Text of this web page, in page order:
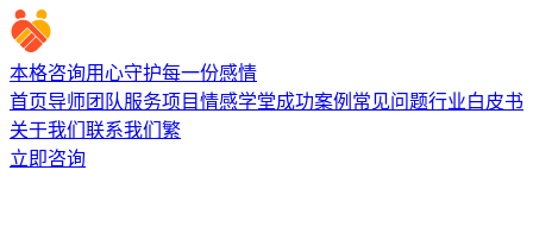
本格咨询用心守护每一份感情
首页导师团队服务项目情感学堂成功案例 常见问题行业白皮书
关于我们联系我们繁
立即咨询